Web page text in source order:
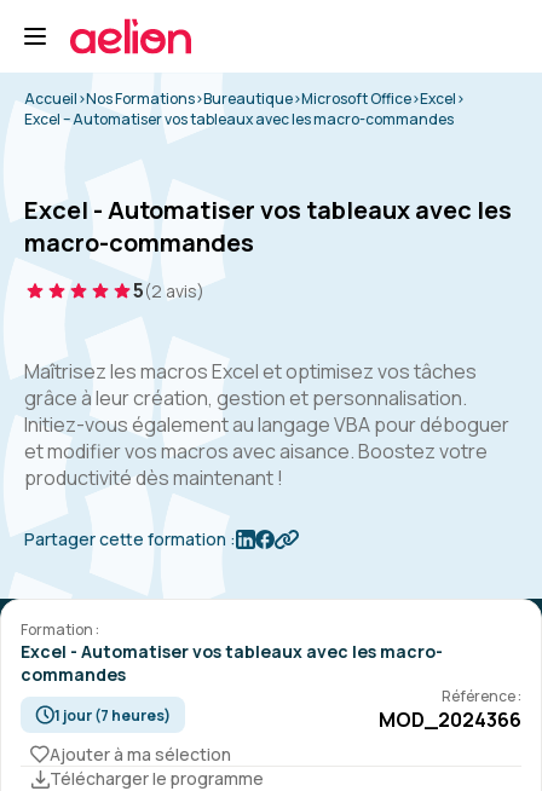
Accueil>Nos Formations>Bureautique>Microsoft Office>Excel>
Excel – Automatiser vos tableaux avec les macro-commandes
Excel - Automatiser vos tableaux avec les
macro-commandes
5(2 avis)
Maîtrisez les macros Excel et optimisez vos tâches
grâce à leur création, gestion et personnalisation.
Initiez-vous également au langage VBA pour déboguer
et modifier vos macros avec aisance. Boostez votre
productivité dès maintenant !
Partager cette formation :
Formation :
Excel - Automatiser vos tableaux avec les macro-
commandes
1 jour (7 heures)
Référence :
MOD_2024366
Ajouter à ma sélection
Télécharger le programme